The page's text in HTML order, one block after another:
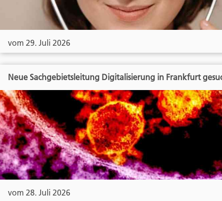
vom 29. Juli 2026
Neue Sachgebietsleitung Digitalisierung in Frankfurt
vom 28. Juli 2026